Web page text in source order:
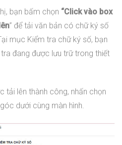
bạn bấm chọn “Click vào box
” để tải văn bản có chữ ký số
mục Kiểm tra chữ ký số, bạn
đang được lưu trữ trong thiết
tải lên thành công, nhấn chọn
dưới cùng màn hình.